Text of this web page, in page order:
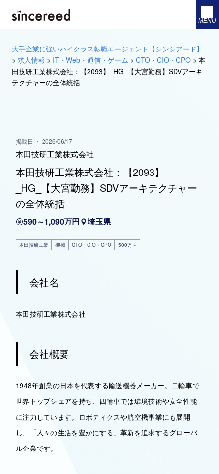
MENU
大手企業に強いハイクラス転職エージェント【シンシアード】
> 求人情報 > IT・Web・通信・ゲーム > CTO・CIO・CPO > 本
田技研工業株式会社：【2093】_HG_【大宮勤務】SDVアーキ
テクチャーの全体統括
掲載日 ・ 2026/06/17
本田技研工業株式会社
本田技研工業株式会社：【2093】
_HG_【大宮勤務】SDVアーキテクチャー
の全体統括
590～1,090万円 埼玉県
本田技研工業 機械 CTO・CIO・CPO 500万～
会社名
本田技研工業株式会社
会社概要
1948年創業の日本を代表する輸送機器メーカー。二輪車で
世界トップシェアを持ち、四輪車では環境技術や安全性能
に注力しています。ロボティクスや航空機事業にも展開
し、「人々の生活を豊かにする」革新を追求するグローバ
ル企業です。